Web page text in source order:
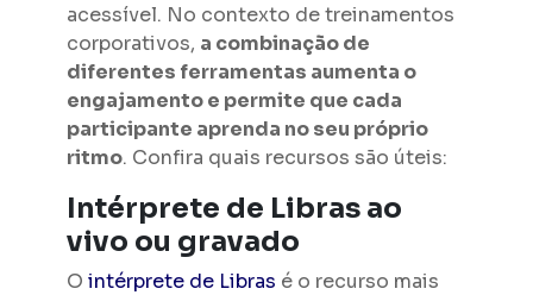
acessível. No contexto de treinamentos
corporativos, a combinação de
diferentes ferramentas aumenta o
engajamento e permite que cada
participante aprenda no seu próprio
ritmo. Confira quais recursos são úteis:
Intérprete de Libras ao
vivo ou gravado
O intérprete de Libras é o recurso mais